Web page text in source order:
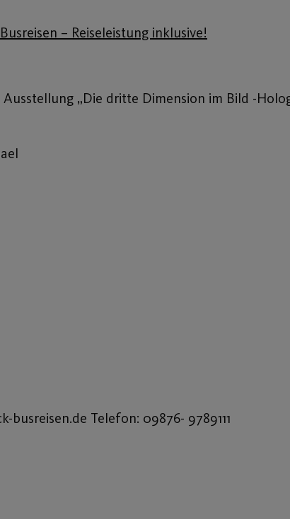
– Reiseleistung inklusive!
„Die dritte Dimension im Bild -
busreisen.de Telefon: 09876- 9789111